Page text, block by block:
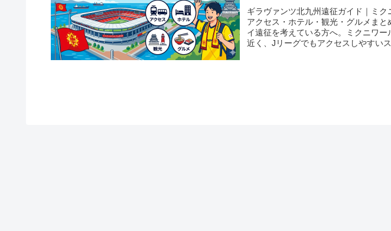
ギラヴァンツ北九州遠征ガイド｜ミ
アクセス・ホテル・観光・グルメまと
イ遠征を考えている方へ。ミクニワ
近く、Jリーグでもアクセスしやすい